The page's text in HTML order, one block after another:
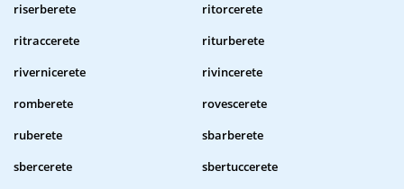
riserberete
ritorcerete
ritraccerete
riturberete
rivernicerete
rivincerete
romberete
rovescerete
ruberete
sbarberete
sbercerete
sbertuccerete